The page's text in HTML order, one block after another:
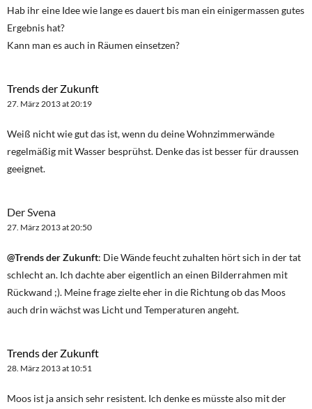
Hab ihr eine Idee wie lange es dauert bis man ein einigermassen gutes
Ergebnis hat?
Kann man es auch in Räumen einsetzen?
Trends der Zukunft
27. März 2013 at 20:19
Weiß nicht wie gut das ist, wenn du deine Wohnzimmerwände
regelmäßig mit Wasser besprühst. Denke das ist besser für draussen
geeignet.
Der Svena
27. März 2013 at 20:50
@Trends der Zukunft: Die Wände feucht zuhalten hört sich in der tat
schlecht an. Ich dachte aber eigentlich an einen Bilderrahmen mit
Rückwand ;). Meine frage zielte eher in die Richtung ob das Moos
auch drin wächst was Licht und Temperaturen angeht.
Trends der Zukunft
28. März 2013 at 10:51
Moos ist ja ansich sehr resistent. Ich denke es müsste also mit der